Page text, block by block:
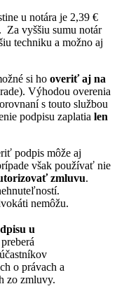
u notára je 2,39 €
Za vyššiu sumu notár
techniku a možno aj
si ho overiť aj na
Výhodou overenia
s touto službou
podpisu zaplatia len
podpis môže aj
však používať nie
zmluvu.
nemôžu.
u
o právach a
zo zmluvy.